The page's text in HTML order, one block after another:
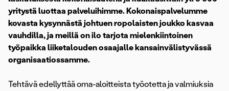
yritystä luottaa palveluihimme. Kokonaispalvelumme
kovasta kysynnästä johtuen ropolaisten joukko kasvaa
vauhdilla, ja meillä on ilo tarjota mielenkiintoinen
työpaikka liiketalouden osaajalle kansainvälistyvässä
organisaatiossamme.
Tehtävä edellyttää oma-aloitteista työotetta ja valmiuksia